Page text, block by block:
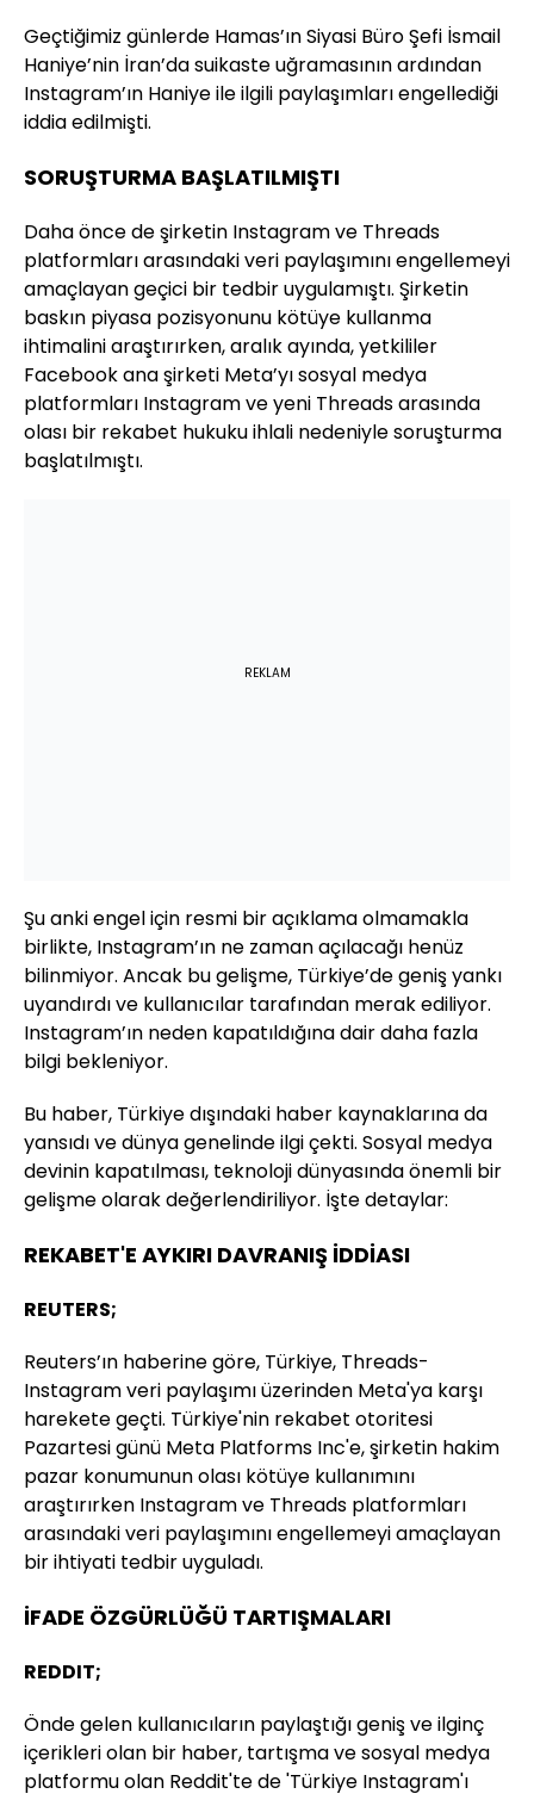
Geçtiğimiz günlerde Hamas’ın Siyasi Büro Şefi İsmail
Haniye’nin İran’da suikaste uğramasının ardından
Instagram’ın Haniye ile ilgili paylaşımları engellediği
iddia edilmişti.
SORUŞTURMA BAŞLATILMIŞTI
Daha önce de şirketin Instagram ve Threads
platformları arasındaki veri paylaşımını engellemeyi
amaçlayan geçici bir tedbir uygulamıştı. Şirketin
baskın piyasa pozisyonunu kötüye kullanma
ihtimalini araştırırken, aralık ayında, yetkililer
Facebook ana şirketi Meta’yı sosyal medya
platformları Instagram ve yeni Threads arasında
olası bir rekabet hukuku ihlali nedeniyle soruşturma
başlatılmıştı.
REKLAM
Şu anki engel için resmi bir açıklama olmamakla
birlikte, Instagram’ın ne zaman açılacağı henüz
bilinmiyor. Ancak bu gelişme, Türkiye’de geniş yankı
uyandırdı ve kullanıcılar tarafından merak ediliyor.
Instagram’ın neden kapatıldığına dair daha fazla
bilgi bekleniyor.
Bu haber, Türkiye dışındaki haber kaynaklarına da
yansıdı ve dünya genelinde ilgi çekti. Sosyal medya
devinin kapatılması, teknoloji dünyasında önemli bir
gelişme olarak değerlendiriliyor. İşte detaylar:
REKABET'E AYKIRI DAVRANIŞ İDDİASI
REUTERS;
Reuters’ın haberine göre, Türkiye, Threads-
Instagram veri paylaşımı üzerinden Meta'ya karşı
harekete geçti. Türkiye'nin rekabet otoritesi
Pazartesi günü Meta Platforms Inc'e, şirketin hakim
pazar konumunun olası kötüye kullanımını
araştırırken Instagram ve Threads platformları
arasındaki veri paylaşımını engellemeyi amaçlayan
bir ihtiyati tedbir uyguladı.
İFADE ÖZGÜRLÜĞÜ TARTIŞMALARI
REDDIT;
Önde gelen kullanıcıların paylaştığı geniş ve ilginç
içerikleri olan bir haber, tartışma ve sosyal medya
platformu olan Reddit'te de 'Türkiye Instagram'ı